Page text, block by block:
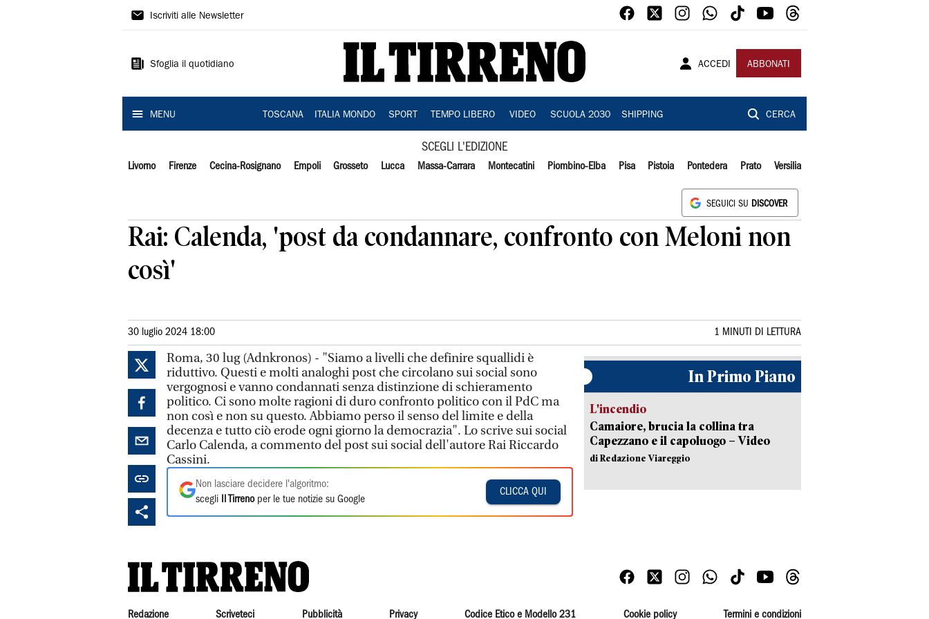
Il
Iscriviti alle Newsletter
Sfoglia il quotidiano ACCEDI ABBONATI
MENU TOSCANA ITALIA MONDO SPORT TEMPO LIBERO VIDEO SCUOLA 2030 SHIPPING CERCA
SCEGLI L'EDIZIONE
Livorno Firenze Cecina-Rosignano Empoli Grosseto Lucca Massa-Carrara Montecatini Piombino-Elba Pisa Pistoia Pontedera Prato Versilia
SEGUICI SU DISCOVER
Rai: Calenda, 'post da condannare, confronto con Meloni non
così'
30 luglio 2024 18:00 1 MINUTI DI LETTURA
Roma, 30 lug (Adnkronos) - "Siamo a livelli che definire squallidi è
riduttivo. Questi e molti analoghi post che circolano sui social sono
vergognosi e vanno condannati senza distinzione di schieramento
politico. Ci sono molte ragioni di duro confronto politico con il PdC ma
non così e non su questo. Abbiamo perso il senso del limite e della
decenza e tutto ciò erode ogni giorno la democrazia". Lo scrive sui social
Carlo Calenda, a commento del post sui social dell'autore Rai Riccardo
Cassini.
Non lasciare decidere l'algoritmo:
scegli
Il Tirrenoper le tue notizie su Google
CLICCA QUI
In Primo Piano
L'incendio
Camaiore, brucia la collina tra
Capezzano e il capoluogo – Video
di Redazione Viareggio
Redazione Scriveteci Pubblicità Privacy Codice Etico e Modello 231 Cookie policy Termini e condizioni